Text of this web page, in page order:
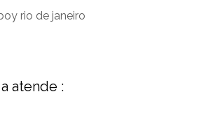
rio de janeiro
atende :